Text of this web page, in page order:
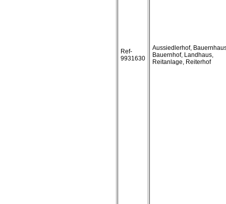
Ref-
9931630
Aussiedlerhof,
Bauernhof, Landhaus,
Reitanlage, Reiterhof